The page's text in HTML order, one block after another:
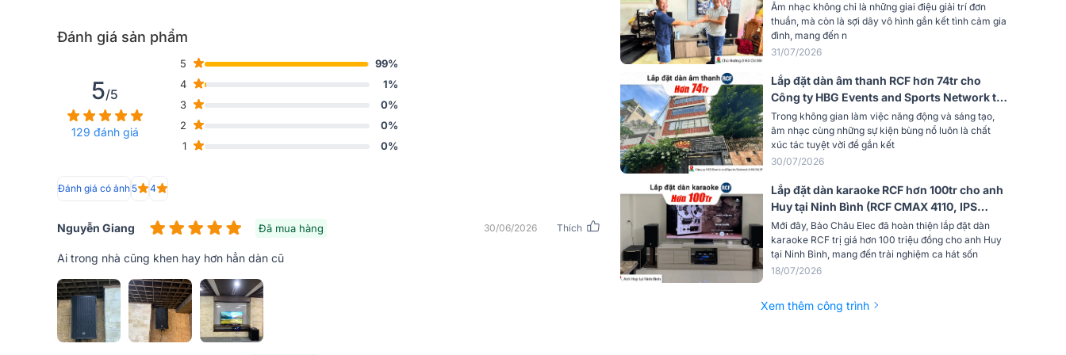
thùng loa để khách hàng tiện quan sát cũng như tìm hiểu một cách trực tiếp dễ dàng. Vậy mẫu
loa này có gì ?
Đánh giá sản phẩm
5/5
129 đánh giá
5
99%
4
1%
3
0%
2
0%
1
0%
Đánh giá có ảnh 5 4
Nguyễn Giang Đã mua hàng 30/06/2026 Thích
Ai trong nhà cũng khen hay hơn hẳn dàn cũ
Tần số chéo 1800 Hz
Chỉ số định hướng Q 11
Trở kháng danh nghĩa
(OHM)
16 ohm
Đánh giá công suất
đầu vào
60 W AES, 120 W PEAK
Kết nối đầu vào
Kết nối đầu ra Speakon® NL4
Màu sắc Màu đen
Phần cứng
1 đầu
2.5K, AAP K9900II Luxury, RCF 705-AS
MK3, BS9800, TIYN M8)
Âm nhạc không chỉ là những giai điệu giải trí đơn
thuần, mà còn là sợi dây vô hình gắn kết tình cảm gia
đình, mang đến n
31/07/2026
Lắp đặt dàn âm thanh RCF hơn 74tr cho
Công ty HBG Events and Sports Network tại
TP HCM (RCF G-MAX 12, Audiocenter
CT3600, JBL VX9...)
Trong không gian làm việc năng động và sáng tạo,
âm nhạc cùng những sự kiện bùng nổ luôn là chất
xúc tác tuyệt vời để gắn kết
30/07/2026
Lắp đặt dàn karaoke RCF hơn 100tr cho anh
Huy tại Ninh Bình (RCF CMAX 4110, IPS
2.5K, JBL VX9, Pasion 12SP, BS-9800,…)
Mới đây, Bảo Châu Elec đã hoàn thiện lắp đặt dàn
karaoke RCF trị giá hơn 100 triệu đồng cho anh Huy
tại Ninh Bình, mang đến trải nghiệm ca hát sốn
18/07/2026
Xem thêm công trình